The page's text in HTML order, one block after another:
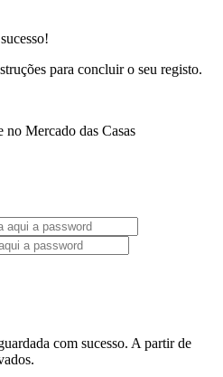
para concluir o seu registo.
no Mercado das Casas
com sucesso. A partir de